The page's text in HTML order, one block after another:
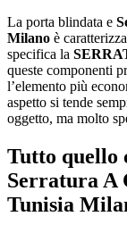
La porta blindata e
Milano è
specifica la
queste componenti
l’elemento più
aspetto si tende
oggetto, ma molto
Tutto quello
Serratura A
Tunisia